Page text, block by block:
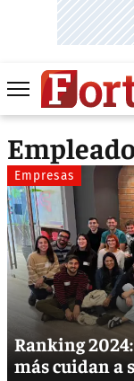
Empresas
Ranking
más cuidan a